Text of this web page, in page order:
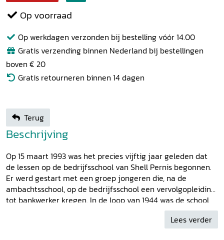
Op voorraad
Op werkdagen verzonden bij bestelling vóór 14.00
Gratis verzending binnen Nederland bij bestellingen
boven € 20
Gratis retourneren binnen 14 dagen
Terug
Beschrijving
Op 15 maart 1993 was het precies vijftig jaar geleden dat
de lessen op de bedrijfsschool van Shell Pernis begonnen.
Er werd gestart met een groep jongeren die, na de
ambachtsschool, op de bedrijfsschool een vervolgopleiding
tot bankwerker kregen. In de loop van 1944 was de school
ten gevolge van de oorlogsomstandigheden gedwongen de
poorten weer te sluiten, maar na de oorlog werd deLees verder